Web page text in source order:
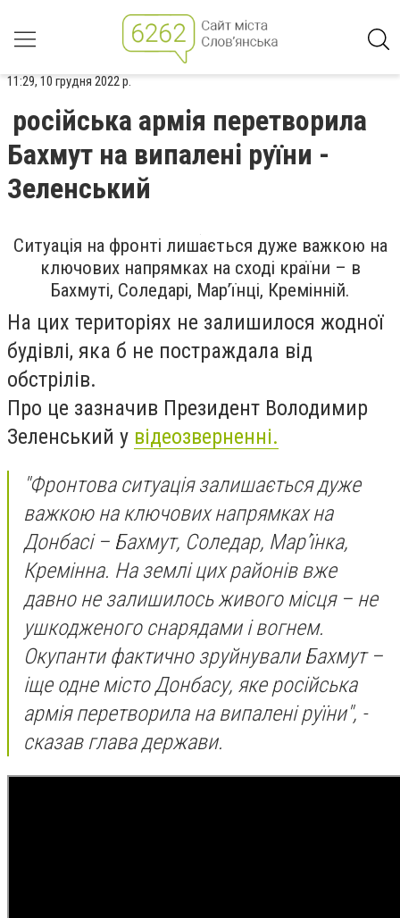
11:29, 10 грудня 2022 р.
російська армія перетворила
Бахмут на випалені руїни -
Зеленський
Ситуація на фронті лишається дуже важкою на
ключових напрямках на сході країни – в
Бахмуті, Соледарі, Марʼїнці, Кремінній.
На цих територіях не залишилося жодної
будівлі, яка б не постраждала від
обстрілів.
Про це зазначив Президент Володимир
Зеленський у відеозверненні.
"Фронтова ситуація залишається дуже
важкою на ключових напрямках на
Донбасі – Бахмут, Соледар, Марʼїнка,
Кремінна. На землі цих районів вже
давно не залишилось живого місця – не
ушкодженого снарядами і вогнем.
Окупанти фактично зруйнували Бахмут –
іще одне місто Донбасу, яке російська
армія перетворила на випалені руїни", -
сказав глава держави.